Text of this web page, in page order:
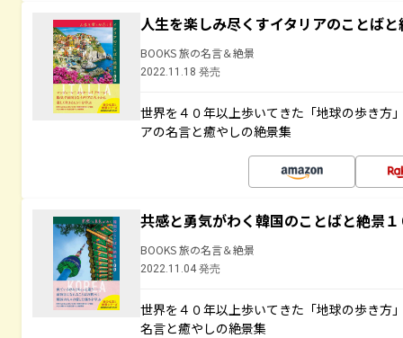
人生を楽しみ尽くすイタリアのことば
BOOKS 旅の名言＆絶景
2022.11.18 発売
世界を４０年以上歩いてきた「地球の歩き方
アの名言と癒やしの絶景集
共感と勇気がわく韓国のことばと絶景
BOOKS 旅の名言＆絶景
2022.11.04 発売
世界を４０年以上歩いてきた「地球の歩き方
名言と癒やしの絶景集